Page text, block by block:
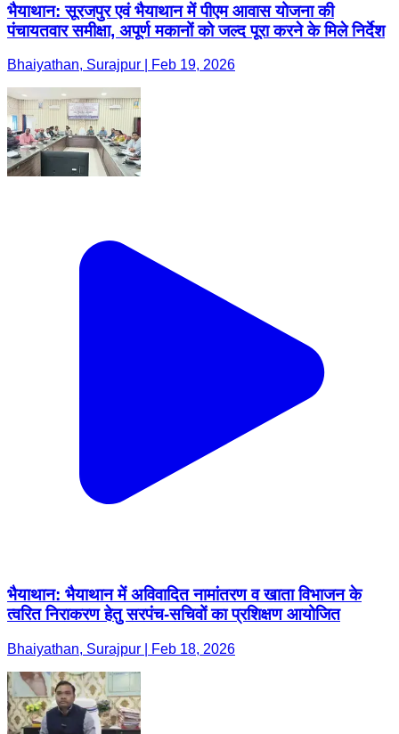
भैयाथान: सूरजपुर एवं भैयाथान में पीएम आवास योजना की
पंचायतवार समीक्षा, अपूर्ण मकानों को जल्द पूरा करने के मिले निर्देश
Bhaiyathan, Surajpur | Feb 19, 2026
भैयाथान: भैयाथान में अविवादित नामांतरण व खाता विभाजन के
त्वरित निराकरण हेतु सरपंच-सचिवों का प्रशिक्षण आयोजित
Bhaiyathan, Surajpur | Feb 18, 2026